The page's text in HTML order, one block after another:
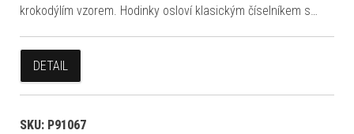
krokodýlím vzorem. Hodinky osloví klasickým číselníkem s…
DETAIL
SKU: P91067